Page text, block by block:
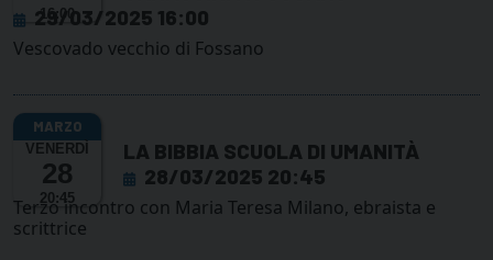
16:00
29/03/2025 16:00
Vescovado vecchio di Fossano
VENERDÌ
28
20:45
LA BIBBIA SCUOLA DI UMANITÀ
28/03/2025 20:45
Terzo incontro con Maria Teresa Milano, ebraista e
scrittrice